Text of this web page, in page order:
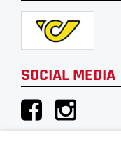
SOCIAL MEDIA